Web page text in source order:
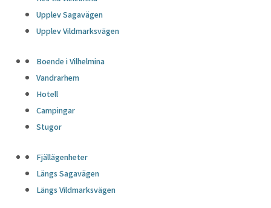
Upplev Sagavägen
Upplev Vildmarksvägen
Boende i Vilhelmina
Vandrarhem
Hotell
Campingar
Stugor
Fjällägenheter
Längs Sagavägen
Längs Vildmarksvägen